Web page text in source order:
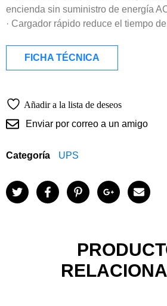
encienda sin suministro de energía
· Cargador rápido reduce el tiempo
FICHA TÉCNICA
Añadir a la lista de deseos
Enviar por correo a un amigo
Categoría UPS